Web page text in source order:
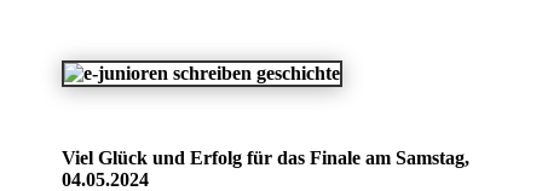
Viel Glück und Erfolg für das Finale am Samstag,
04.05.2024